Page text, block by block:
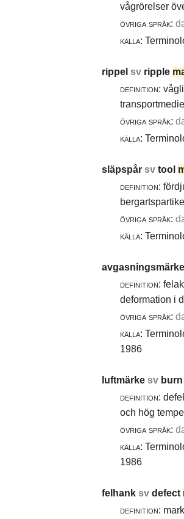
vågrörelser
övriga språk:
källa:
rippel sv ripple
definition:
övriga språk:
källa:
släpspår sv tool
definition:
övriga språk:
källa:
avgasningsmärke
definition:
deformation i
övriga språk:
källa:
1986
luftmärke sv burn
definition:
och hög
övriga språk:
källa:
1986
felhank sv defect
definition: